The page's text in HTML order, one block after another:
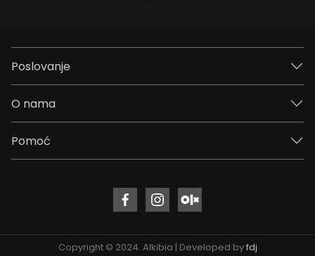
Poslovanje
O nama
Pomoć
Copyright © 2024. Alkibia | Developed byfdj